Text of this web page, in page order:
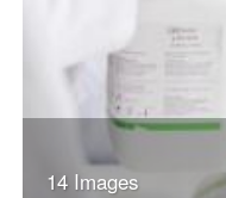
14 Images